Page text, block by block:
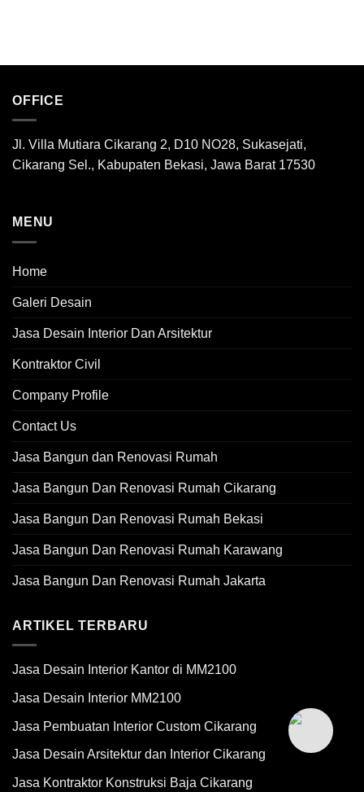
OFFICE
Jl. Villa Mutiara Cikarang 2, D10 NO28, Sukasejati,
Cikarang Sel., Kabupaten Bekasi, Jawa Barat 17530
MENU
Home
Galeri Desain
Jasa Desain Interior Dan Arsitektur
Kontraktor Civil
Company Profile
Contact Us
Jasa Bangun dan Renovasi Rumah
Jasa Bangun Dan Renovasi Rumah Cikarang
Jasa Bangun Dan Renovasi Rumah Bekasi
Jasa Bangun Dan Renovasi Rumah Karawang
Jasa Bangun Dan Renovasi Rumah Jakarta
ARTIKEL TERBARU
Jasa Desain Interior Kantor di MM2100
Jasa Desain Interior MM2100
Jasa Pembuatan Interior Custom Cikarang
Jasa Desain Arsitektur dan Interior Cikarang
Jasa Kontraktor Konstruksi Baja Cikarang